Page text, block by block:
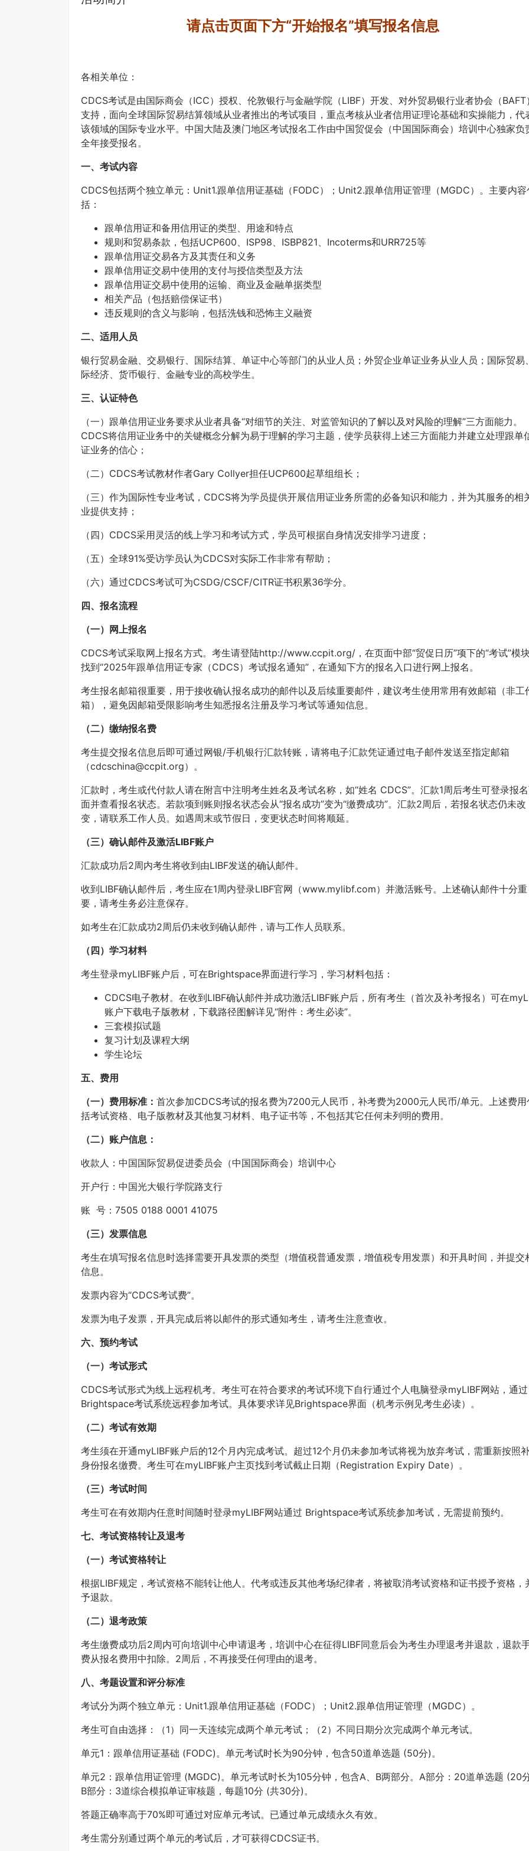
请点击页面下方“开始报名”填写报名信息
各相关单位：
CDCS考试是由国际商会（ICC）授权、伦敦银行与金融学院（LIBF）开发、对外贸易银行业者协会（BAFT
支持，面向全球国际贸易结算领域从业者推出的考试项目，重点考核从业者信用证理论基础和实操能力，代
该领域的国际专业水平。中国大陆及澳门地区考试报名工作由中国贸促会（中国国际商会）培训中心独家负
全年接受报名。
一、考试内容
CDCS包括两个独立单元：Unit1.跟单信用证基础（FODC）；Unit2.跟单信用证管理（MGDC）。主要内容
括：
跟单信用证和备用信用证的类型、用途和特点
规则和贸易条款，包括UCP600、ISP98、ISBP821、Incoterms和URR725等
跟单信用证交易各方及其责任和义务
跟单信用证交易中使用的支付与授信类型及方法
跟单信用证交易中使用的运输、商业及金融单据类型
相关产品（包括赔偿保证书）
违反规则的含义与影响，包括洗钱和恐怖主义融资
二、适用人员
银行贸易金融、交易银行、国际结算、单证中心等部门的从业人员；外贸企业单证业务从业人员；国际贸易
际经济、货币银行、金融专业的高校学生。
三、认证特色
（一）跟单信用证业务要求从业者具备“对细节的关注、对监管知识的了解以及对风险的理解”三方面能力。
CDCS将信用证业务中的关键概念分解为易于理解的学习主题，使学员获得上述三方面能力并建立处理跟单
证业务的信心；
（二）CDCS考试教材作者Gary Collyer担任UCP600起草组组长；
（三）作为国际性专业考试，CDCS将为学员提供开展信用证业务所需的必备知识和能力，并为其服务的相
业提供支持；
（四）CDCS采用灵活的线上学习和考试方式，学员可根据自身情况安排学习进度；
（五）全球91%受访学员认为CDCS对实际工作非常有帮助；
（六）通过CDCS考试可为CSDG/CSCF/CITR证书积累36学分。
四、报名流程
（一）网上报名
CDCS考试采取网上报名方式。考生请登陆http://www.ccpit.org/，在页面中部“贸促日历”项下的“考试”模
找到“2025年跟单信用证专家（CDCS）考试报名通知”，在通知下方的报名入口进行网上报名。
考生报名邮箱很重要，用于接收确认报名成功的邮件以及后续重要邮件，建议考生使用常用有效邮箱（非工
箱），避免因邮箱受限影响考生知悉报名注册及学习考试等通知信息。
（二）缴纳报名费
考生提交报名信息后即可通过网银/手机银行汇款转账，请将电子汇款凭证通过电子邮件发送至指定邮箱
（cdcschina@ccpit.org）。
汇款时，考生或代付款人请在附言中注明考生姓名及考试名称，如“姓名 CDCS”。汇款1周后考生可登录报
面并查看报名状态。若款项到账则报名状态会从“报名成功”变为“缴费成功”。汇款2周后，若报名状态仍未改
变，请联系工作人员。如遇周末或节假日，变更状态时间将顺延。
（三）确认邮件及激活LIBF账户
汇款成功后2周内考生将收到由LIBF发送的确认邮件。
收到LIBF确认邮件后，考生应在1周内登录LIBF官网（www.mylibf.com）并激活账号。上述确认邮件十分重
要，请考生务必注意保存。
如考生在汇款成功2周后仍未收到确认邮件，请与工作人员联系。
（四）学习材料
考生登录myLIBF账户后，可在Brightspace界面进行学习，学习材料包括：
CDCS电子教材。在收到LIBF确认邮件并成功激活LIBF账户后，所有考生（首次及补考报名）可在
账户下载电子版教材，下载路径图解详见“附件：考生必读”。
三套模拟试题
复习计划及课程大纲
学生论坛
五、费用
（一）费用标准： 首次参加CDCS考试的报名费为7200元人民币，补考费为2000元人民币/单元。上述费用
括考试资格、电子版教材及其他复习材料、电子证书等，不包括其它任何未列明的费用。
（二）账户信息：
收款人：中国国际贸易促进委员会（中国国际商会）培训中心
开户行：中国光大银行学院路支行
账 号：7505 0188 0001 41075
（三）发票信息
考生在填写报名信息时选择需要开具发票的类型（增值税普通发票，增值税专用发票）和开具时间，并提交
信息。
发票内容为“CDCS考试费”。
发票为电子发票，开具完成后将以邮件的形式通知考生，请考生注意查收。
六、预约考试
（一） 考试形式
CDCS考试形式为线上远程机考。考生可在符合要求的考试环境下自行通过个人电脑登录myLIBF网站，通过
Brightspace考试系统远程参加考试。具体要求详见Brightspace界面（机考示例见考生必读）。
（二） 考试有效期
考生须在开通myLIBF账户后的12个月内完成考试。超过12个月仍未参加考试将视为放弃考试，需重新按照
身份报名缴费。考生可在myLIBF账户主页找到考试截止日期（Registration Expiry Date）。
（三） 考试时间
考生可在有效期内任意时间随时登录myLIBF网站通过 Brightspace考试系统参加考试，无需提前预约。
七、考试资格转让及退考
（一） 考试资格转让
根据LIBF规定，考试资格不能转让他人。代考或违反其他考场纪律者，将被取消考试资格和证书授予资格，
予退款。
（二） 退考政策
考生缴费成功后2周内可向培训中心申请退考，培训中心在征得LIBF同意后会为考生办理退考并退款，退款
费从报名费用中扣除。2周后，不再接受任何理由的退考。
八、考题设置和评分标准
考试分为两个独立单元：Unit1.跟单信用证基础（FODC）；Unit2.跟单信用证管理（MGDC）。
考生可自由选择：（1）同一天连续完成两个单元考试；（2）不同日期分次完成两个单元考试。
单元1：跟单信用证基础 (FODC)。单元考试时长为90分钟，包含50道单选题 (50分)。
单元2：跟单信用证管理 (MGDC)。单元考试时长为105分钟，包含A、B两部分。A部分：20道单选题 (20
B部分：3道综合模拟单证审核题，每题10分 (共30分)。
答题正确率高于70%即可通过对应单元考试。已通过单元成绩永久有效。
考生需分别通过两个单元的考试后，才可获得CDCS证书。